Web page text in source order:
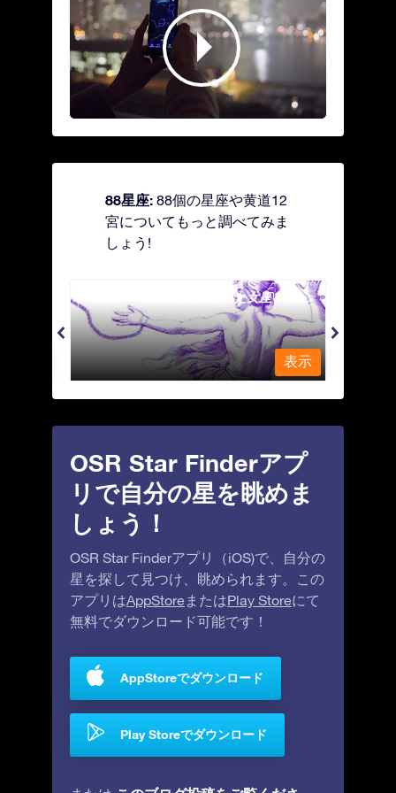
88星座: 88個の星座や黄道12
宮についてもっと調べてみま
しょう!
Andromeda - 鎖で縛られた女座
表示
OSR Star Finderアプ
リで自分の星を眺めま
しょう！
OSR Star Finderアプリ（iOS)で、自分の
星を探して見つけ、眺められます。この
アプリはAppStore またはPlay Storeにて
無料でダウンロード可能です！
AppStoreでダウンロード
Play Storeでダウンロード